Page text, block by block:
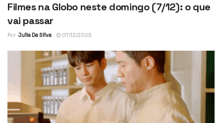
Filmes na Globo neste domingo (7/12): o que
vai passar
Por Julia Da Silva 07/12/2025